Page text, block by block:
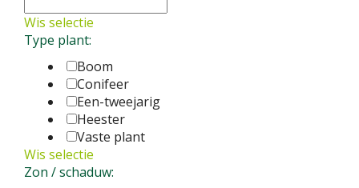
Wis selectie
Type plant:
Boom
Conifeer
Een-tweejarig
Heester
Vaste plant
Wis selectie
Zon / schaduw: